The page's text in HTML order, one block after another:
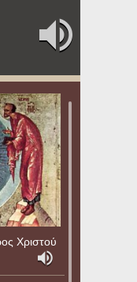
Χριστού